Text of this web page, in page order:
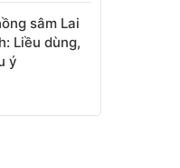
sâm Lai
Liều dùng,
ý